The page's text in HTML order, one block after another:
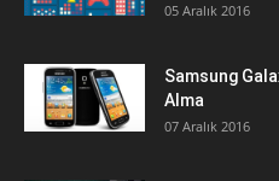
05 Aralık 2016
Samsung
Alma
07 Aralık 2016